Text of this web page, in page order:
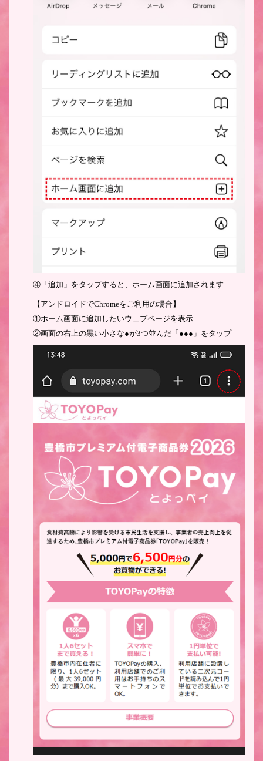
④「追加」をタップすると、ホーム画面に追加されます
【アンドロイドでChromeをご利用の場合】
①ホーム画面に追加したいウェブページを表示
②画面の右上の黒い小さな●が3つ並んだ「●●●」をタップ